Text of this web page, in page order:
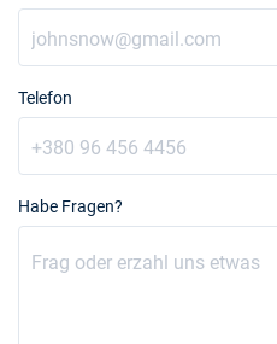
Telefon
Habe Fragen?